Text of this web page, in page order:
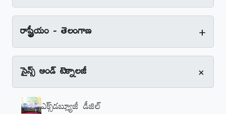
రాష్ట్రీయం - తెలంగాణ +
సైన్స్‌ అండ్‌ టెక్నాలజీ +
ఎక్స్‌డబ్ల్యూజీ డీజిల్‌